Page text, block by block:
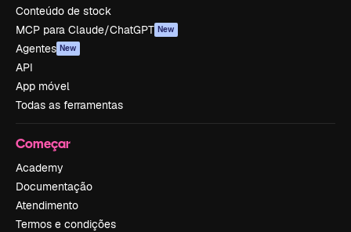
Conteúdo de stock
MCP para Claude/ChatGPT New
Agentes New
API
App móvel
Todas as ferramentas
Começar
Academy
Documentação
Atendimento
Termos e condições